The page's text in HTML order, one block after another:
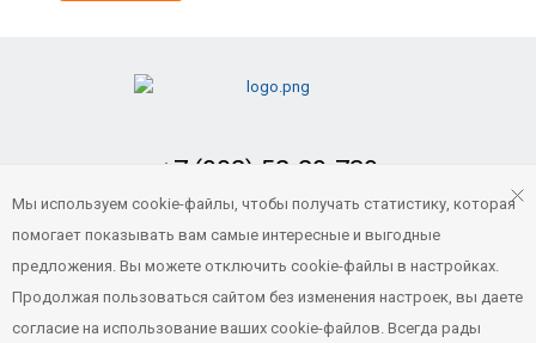
+7 (902) 52-29-739
Заказать обратный звонок
© 2021 Все права защищены
Мы используем cookie-файлы, чтобы получать статистику, которая
помогает показывать вам самые интересные и выгодные
предложения. Вы можете отключить cookie-файлы в настройках.
Продолжая пользоваться сайтом без изменения настроек, вы даете
согласие на использование ваших cookie-файлов. Всегда рады